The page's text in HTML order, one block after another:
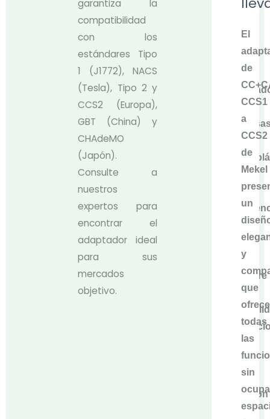
garantiza la
compatibilidad
con los
estándares Tipo
1 (J1772), NACS
(Tesla), Tipo 2 y
CCS2 (Europa),
GBT (China) y
CHAdeMO
(Japón).
Consulte a
nuestros
expertos para
encontrar el
adaptador ideal
para sus
mercados
objetivo.
CCS2
está
con
alta
que
confiere
una
con
una
aleación
de
El
de
CCS1
a
CCS2
de
Mekel
un
y
que
ofrece
todas
las
sin